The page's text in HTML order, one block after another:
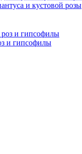
и кустовой розы
и гипсофилы